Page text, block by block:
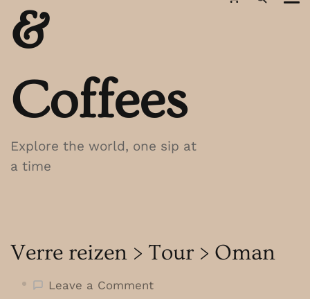
&
Coffees
Explore the world, one sip at
a time
Verre reizen > Tour > Oman
Leave a Commenton